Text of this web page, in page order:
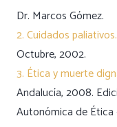
Dr. Marcos Gómez.
2. Cuidados paliativos.
Octubre, 2002.
3. Ética y muerte
Andalucía, 2008.
Autonómica de Ética